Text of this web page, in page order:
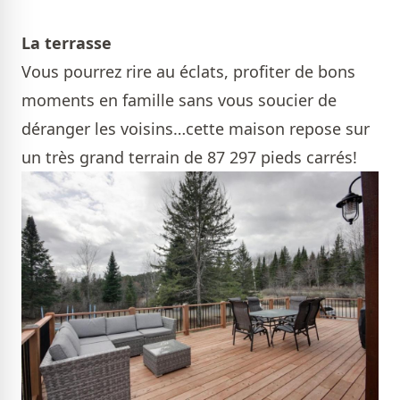
La terrasse
Vous pourrez rire au éclats, profiter de bons
moments en famille sans vous soucier de
déranger les voisins…cette maison repose sur
un très grand terrain de 87 297 pieds carrés!